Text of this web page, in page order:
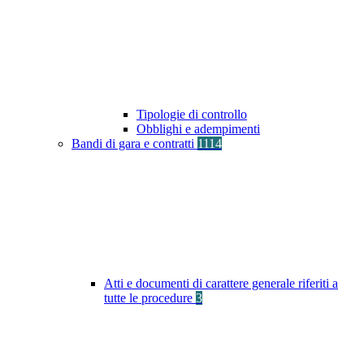
Tipologie di controllo
Obblighi e adempimenti
Bandi di gara e contratti 1114
Atti e documenti di carattere generale riferiti a
tutte le procedure 3